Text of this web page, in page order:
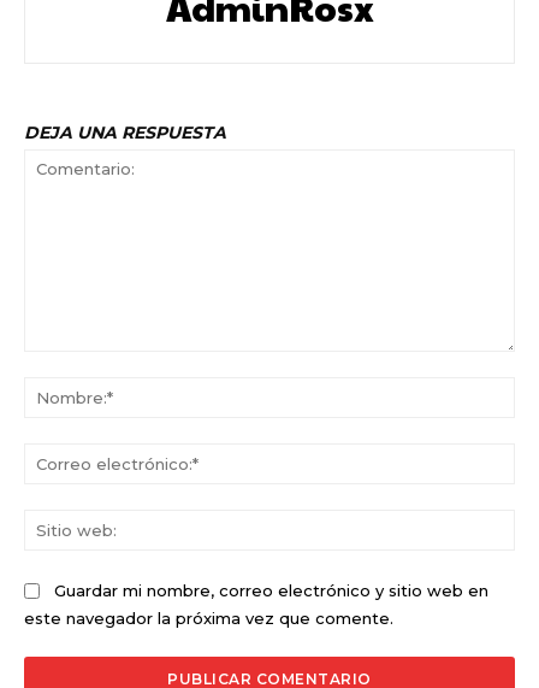
DEJA UNA RESPUESTA
Guardar mi nombre, correo electrónico y sitio web en
este navegador la próxima vez que comente.